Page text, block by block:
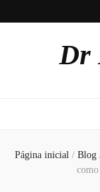
Dr
Página inicial / Blog